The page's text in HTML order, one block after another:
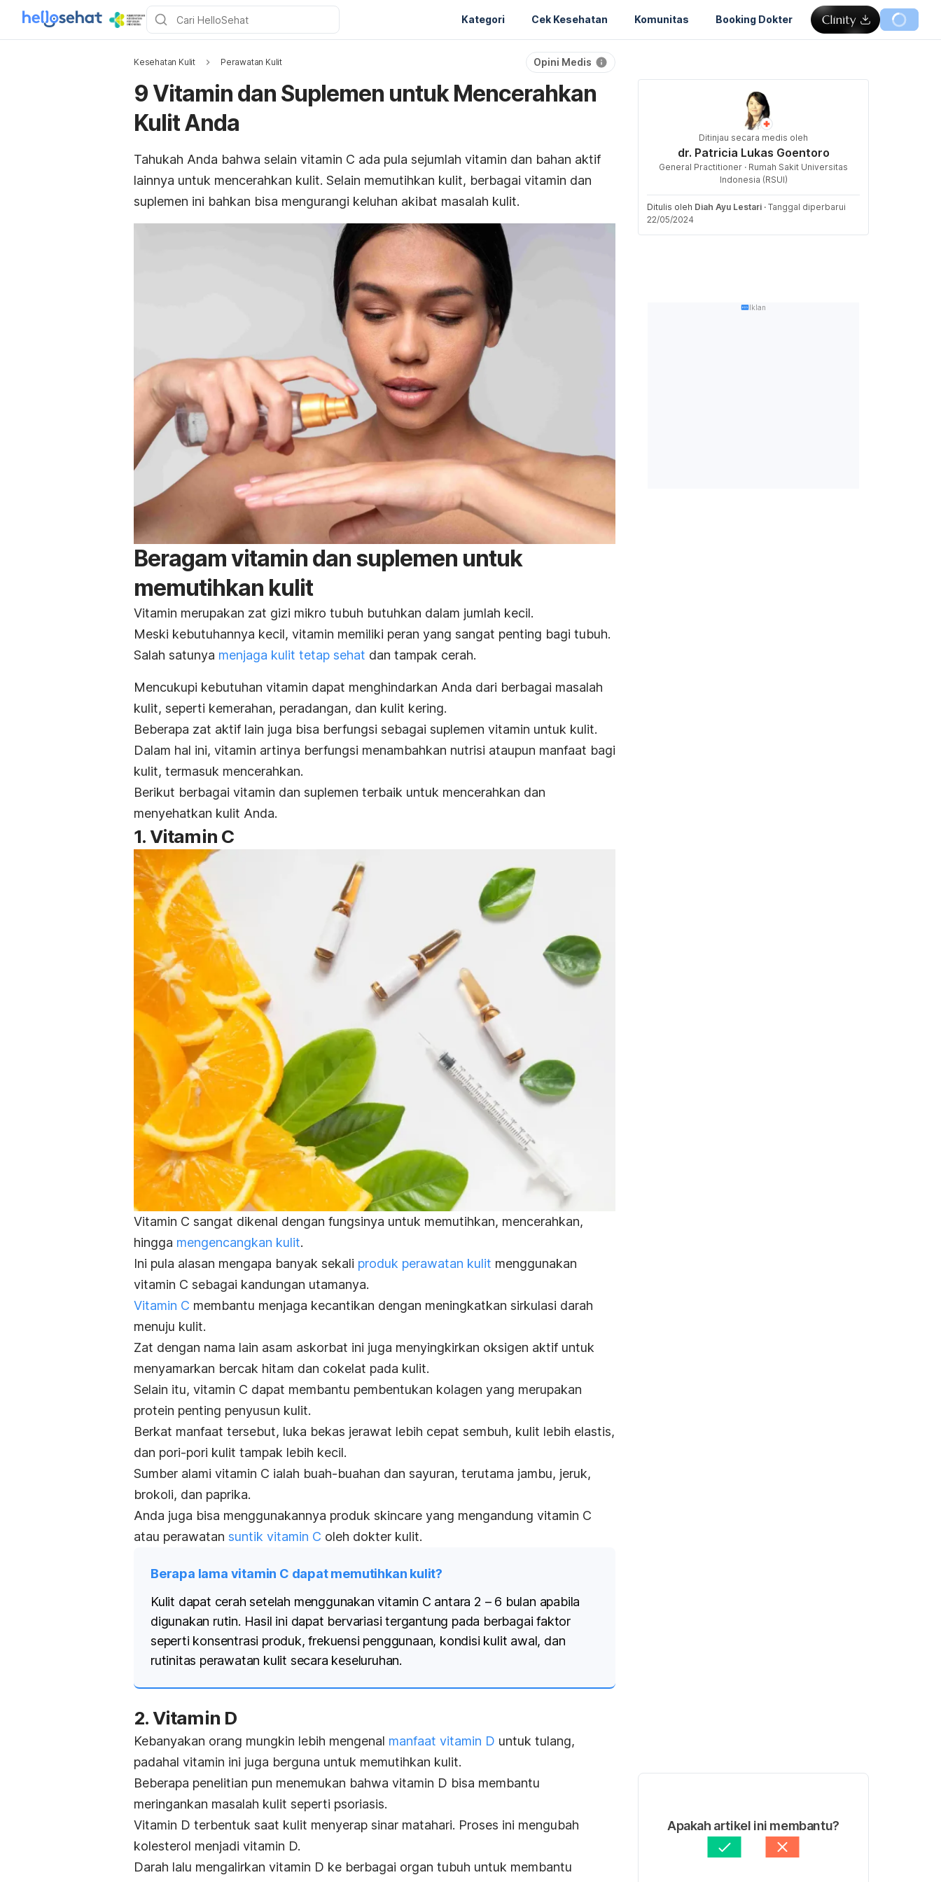
Kategori Cek Kesehatan Komunitas Booking Dokter
Kesehatan Kulit Perawatan Kulit Opini Medis
9 Vitamin dan Suplemen untuk Mencerahkan
Kulit Anda
Tahukah Anda bahwa selain vitamin C ada pula sejumlah vitamin dan bahan aktif
lainnya untuk mencerahkan kulit. Selain memutihkan kulit, berbagai vitamin dan
suplemen ini bahkan bisa mengurangi keluhan akibat masalah kulit.
Beragam vitamin dan suplemen untuk
memutihkan kulit
Vitamin merupakan zat gizi mikro tubuh butuhkan dalam jumlah kecil.
Meski kebutuhannya kecil, vitamin memiliki peran yang sangat penting bagi tubuh.
Salah satunya menjaga kulit tetap sehat dan tampak cerah.
Mencukupi kebutuhan vitamin dapat menghindarkan Anda dari berbagai masalah
kulit, seperti kemerahan, peradangan, dan kulit kering.
Beberapa zat aktif lain juga bisa berfungsi sebagai suplemen vitamin untuk kulit.
Dalam hal ini, vitamin artinya berfungsi menambahkan nutrisi ataupun manfaat bagi
kulit, termasuk mencerahkan.
Berikut berbagai vitamin dan suplemen terbaik untuk mencerahkan dan
menyehatkan kulit Anda.
1. Vitamin C
Vitamin C sangat dikenal dengan fungsinya untuk memutihkan, mencerahkan,
hingga mengencangkan kulit.
Ini pula alasan mengapa banyak sekali produk perawatan kulit menggunakan
vitamin C sebagai kandungan utamanya.
Vitamin C membantu menjaga kecantikan dengan meningkatkan sirkulasi darah
menuju kulit.
Zat dengan nama lain asam askorbat ini juga menyingkirkan oksigen aktif untuk
menyamarkan bercak hitam dan cokelat pada kulit.
Selain itu, vitamin C dapat membantu pembentukan kolagen yang merupakan
protein penting penyusun kulit.
Berkat manfaat tersebut, luka bekas jerawat lebih cepat sembuh, kulit lebih elastis,
dan pori-pori kulit tampak lebih kecil.
Sumber alami vitamin C ialah buah-buahan dan sayuran, terutama jambu, jeruk,
brokoli, dan paprika.
Anda juga bisa menggunakannya produk skincare yang mengandung vitamin C
atau perawatan suntik vitamin C oleh dokter kulit.
Berapa lama vitamin C dapat memutihkan kulit?
Kulit dapat cerah setelah menggunakan vitamin C antara 2 – 6 bulan apabila
digunakan rutin. Hasil ini dapat bervariasi tergantung pada berbagai faktor
seperti konsentrasi produk, frekuensi penggunaan, kondisi kulit awal, dan
rutinitas perawatan kulit secara keseluruhan.
2. Vitamin D
Kebanyakan orang mungkin lebih mengenal manfaat vitamin D untuk tulang,
padahal vitamin ini juga berguna untuk memutihkan kulit.
Beberapa penelitian pun menemukan bahwa vitamin D bisa membantu
meringankan masalah kulit seperti psoriasis.
Vitamin D terbentuk saat kulit menyerap sinar matahari. Proses ini mengubah
kolesterol menjadi vitamin D.
Darah lalu mengalirkan vitamin D ke berbagai organ tubuh untuk membantu
Ditinjau secara medis oleh
dr. Patricia Lukas Goentoro
General Practitioner · Rumah Sakit Universitas
Indonesia (RSUI)
Ditulis oleh Diah Ayu Lestari · Tanggal diperbarui
22/05/2024
Iklan
Apakah artikel ini membantu?